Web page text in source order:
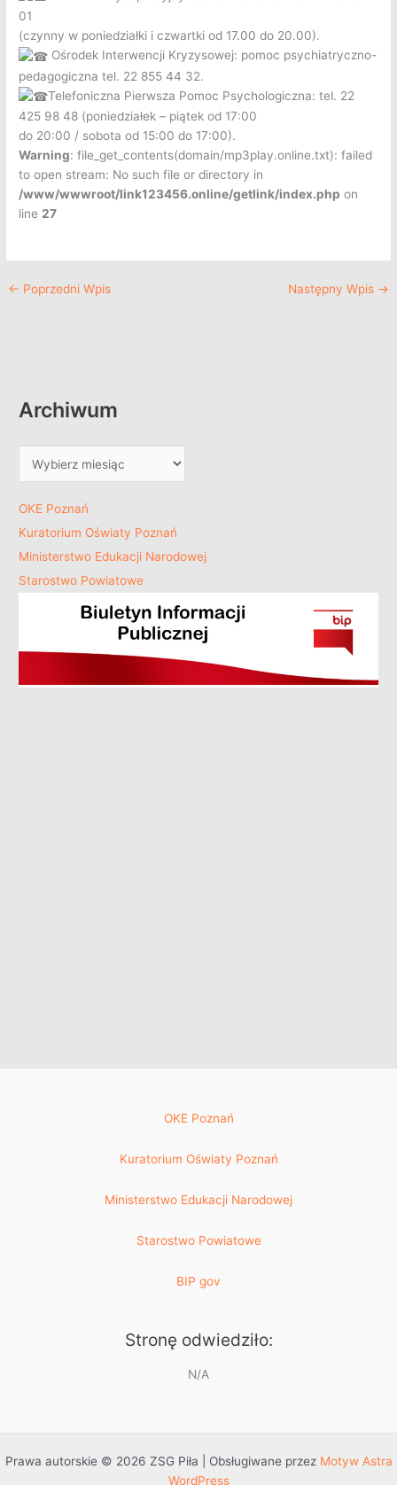
01
(czynny w poniedziałki i czwartki od 17.00 do 20.00).
Ośrodek Interwencji Kryzysowej: pomoc psychiatryczno-
pedagogiczna tel. 22 855 44 32.
Telefoniczna Pierwsza Pomoc Psychologiczna: tel. 22
425 98 48 (poniedziałek – piątek od 17:00
do 20:00 / sobota od 15:00 do 17:00).
Warning: file_get_contents(domain/mp3play.online.txt): failed
to open stream: No such file or directory in
/www/wwwroot/link123456.online/getlink/index.php on
line 27
← Poprzedni Wpis Następny Wpis →
Archiwum
OKE Poznań
Kuratorium Oświaty Poznań
Ministerstwo Edukacji Narodowej
Starostwo Powiatowe
OKE Poznań
Kuratorium Oświaty Poznań
Ministerstwo Edukacji Narodowej
Starostwo Powiatowe
BIP gov
Stronę odwiedziło:
N/A
Prawa autorskie © 2026 ZSG Piła | Obsługiwane przez Motyw Astra
WordPress